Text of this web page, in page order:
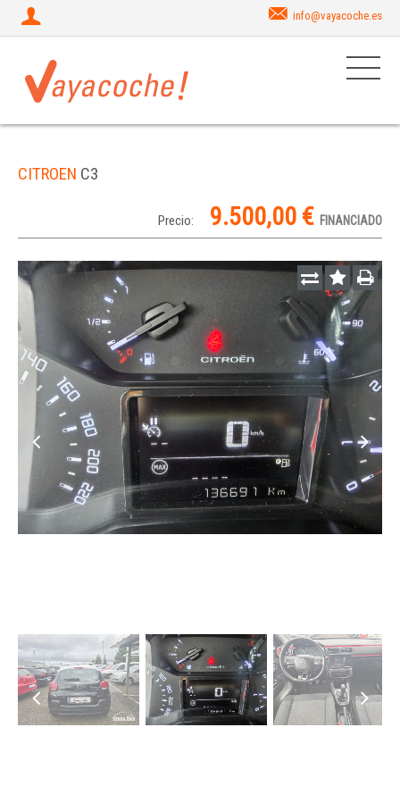
info@vayacoche.es
CITROEN C3
Precio: 9.500,00 € FINANCIADO